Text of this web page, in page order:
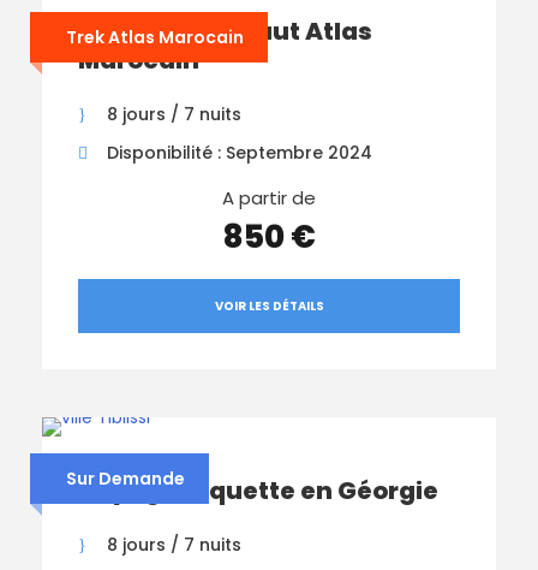
Trek Atlas Marocain
Trek dans le Haut Atlas
Marocain
8 jours / 7 nuits
Disponibilité : Septembre 2024
A partir de
850 €
VOIR LES DÉTAILS
Sur Demande
Voyage raquette en Géorgie
8 jours / 7 nuits